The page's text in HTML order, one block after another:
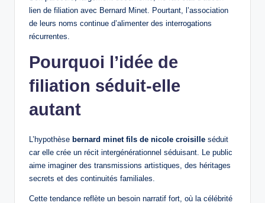
lien de filiation avec Bernard Minet. Pourtant, l’association
de leurs noms continue d’alimenter des interrogations
récurrentes.
Pourquoi l’idée de
filiation séduit-elle
autant
L’hypothèse bernard minet fils de nicole croisille séduit
car elle crée un récit intergénérationnel séduisant. Le public
aime imaginer des transmissions artistiques, des héritages
secrets et des continuités familiales.
Cette tendance reflète un besoin narratif fort, où la célébrité